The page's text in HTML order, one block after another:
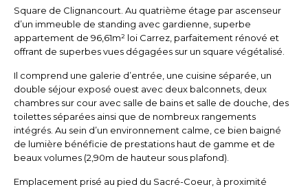
Square de Clignancourt. Au quatrième étage par ascenseur
d’un immeuble de standing avec gardienne, superbe
appartement de 96,61m² loi Carrez, parfaitement rénové et
offrant de superbes vues dégagées sur un square végétalisé.
Il comprend une galerie d’entrée, une cuisine séparée, un
double séjour exposé ouest avec deux balconnets, deux
chambres sur cour avec salle de bains et salle de douche, des
toilettes séparées ainsi que de nombreux rangements
intégrés. Au sein d’un environnement calme, ce bien baigné
de lumière bénéficie de prestations haut de gamme et de
beaux volumes (2,90m de hauteur sous plafond).
Emplacement prisé au pied du Sacré-Coeur, à proximité